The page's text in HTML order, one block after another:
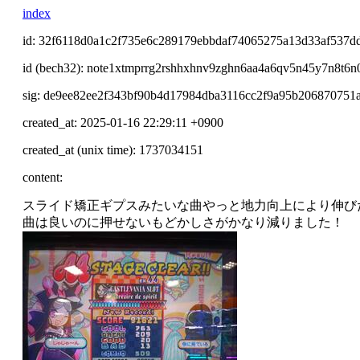
index
id:
id (bech32):
sig:
created_at: 2025-01-16 22:29:11 +0900
created_at (unix time): 1737034151
content:
スライド矯正ギプスみたいな曲やっと地力向上により伸
曲は良いのに押せないもどかしさがかなり減りました！